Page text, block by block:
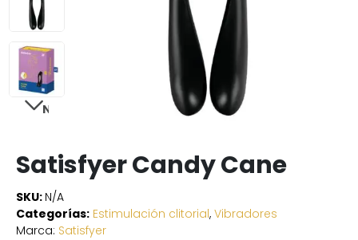
NEXT
Satisfyer Candy Cane
SKU: N/A
Categorías: Estimulación clitorial, Vibradores
Marca: Satisfyer